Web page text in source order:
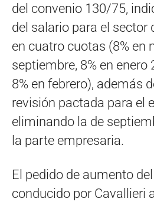
del convenio 130/75,
del salario para el sector
en cuatro cuotas (8% en
septiembre, 8% en enero
8% en febrero), además
revisión pactada para el
eliminando la de
la parte empresaria.
El pedido de aumento
conducido por Cavallieri